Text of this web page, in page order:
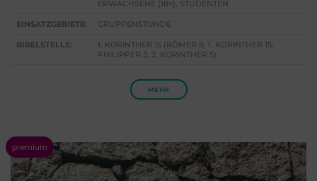
ERWACHSENE (18+), STUDENTEN
EINSATZGEBIETE: GRUPPENSTUNDE
BIBELSTELLE:
1. KORINTHER 15 (RÖMER 8, 1. KORINTHER 15,
PHILIPPER 3, 2. KORINTHER 5)
MEHR